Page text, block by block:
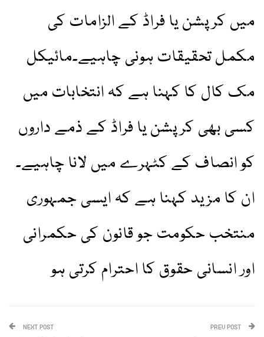
میں کرپشن یا فراڈ کے الزامات کی
مکمل تحقیقات ہونی چاہیے۔مائیکل
مک کال کا کہنا ہے کہ انتخابات میں
کسی بھی کرپشن یا فراڈ کے ذمے داروں
کو انصاف کے کٹہرے میں لانا چاہیے۔
ان کا مزید کہنا ہے کہ ایسی جمہوری
منتخب حکومت جو قانون کی حکمرانی
اور انسانی حقوق کا احترام کرتی ہو
NEXT POST